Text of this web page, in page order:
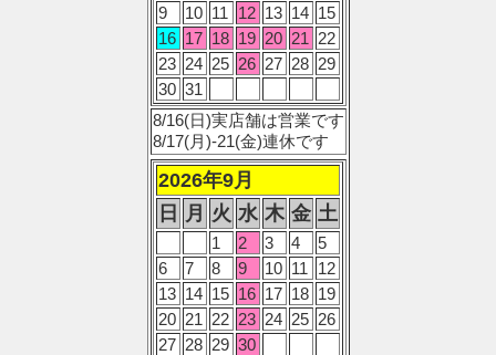
9
10 11 12 13 14 15
16 17 18 19 20 21 22
23 24 25 26 27 28 29
30 31
8/16(日)実店舗は営業です
8/17(月)-21(金)連休です
2026年9月
日 月 火 水 木 金 土
1 2 3 4
5
6
7 8 9 10 11
12
13 14 15 16 17 18 19
20 21 22 23 24 25 26
27 28 29 30